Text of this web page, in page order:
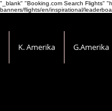
"_blank" "Booking.com Search Flights"
banners/flights/en/inspirational/
K. Amerika G.Amerika